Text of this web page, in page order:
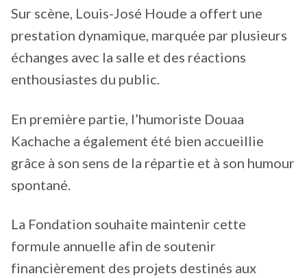
Sur scène, Louis-José Houde a offert une
prestation dynamique, marquée par plusieurs
échanges avec la salle et des réactions
enthousiastes du public.
En première partie, l’humoriste Douaa
Kachache a également été bien accueillie
grâce à son sens de la répartie et à son humour
spontané.
La Fondation souhaite maintenir cette
formule annuelle afin de soutenir
financièrement des projets destinés aux